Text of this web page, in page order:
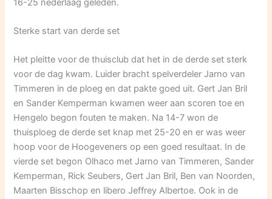
16-25 nederlaag geleden.
Sterke start van derde set
Het pleitte voor de thuisclub dat het in de derde set sterk
voor de dag kwam. Luider bracht spelverdeler Jarno van
Timmeren in de ploeg en dat pakte goed uit. Gert Jan Bril
en Sander Kemperman kwamen weer aan scoren toe en
Hengelo begon fouten te maken. Na 14-7 won de
thuisploeg de derde set knap met 25-20 en er was weer
hoop voor de Hoogeveners op een goed resultaat. In de
vierde set begon Olhaco met Jarno van Timmeren, Sander
Kemperman, Rick Seubers, Gert Jan Bril, Ben van Noorden,
Maarten Bisschop en libero Jeffrey Albertoe. Ook in de